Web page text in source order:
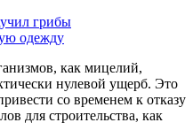
грибы
одежду
как мицелий,
нулевой ущерб. Это
со временем к отказу
для строительства, как